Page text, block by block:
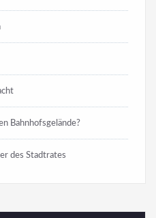
Bahnhofsgelände?
des Stadtrates